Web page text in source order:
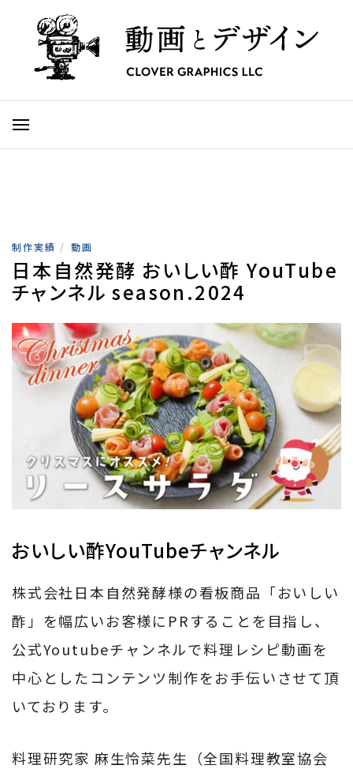
制作実績 / 動画
日本自然発酵 おいしい酢 YouTube
チャンネル season.2024
おいしい酢YouTubeチャンネル
株式会社日本自然発酵様の看板商品「おいしい
酢」を幅広いお客様にPRすることを目指し、
公式Youtubeチャンネルで料理レシピ動画を
中心としたコンテンツ制作をお手伝いさせて頂
いております。
料理研究家 麻生怜菜先生（全国料理教室協会